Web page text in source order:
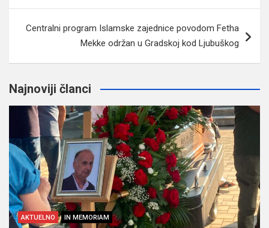
Centralni program Islamske zajednice povodom Fetha
Mekke održan u Gradskoj kod Ljubuškog
Najnoviji članci
AKTUELNO IN MEMORIAM